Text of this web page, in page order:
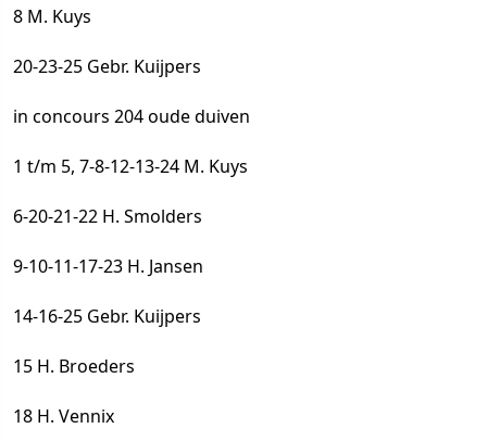
8 M. Kuys
20-23-25 Gebr. Kuijpers
in concours 204 oude duiven
1 t/m 5, 7-8-12-13-24 M. Kuys
6-20-21-22 H. Smolders
9-10-11-17-23 H. Jansen
14-16-25 Gebr. Kuijpers
15 H. Broeders
18 H. Vennix